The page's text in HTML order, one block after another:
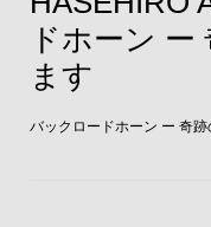
ドホーン ー
ます
バックロードホーン ー 奇